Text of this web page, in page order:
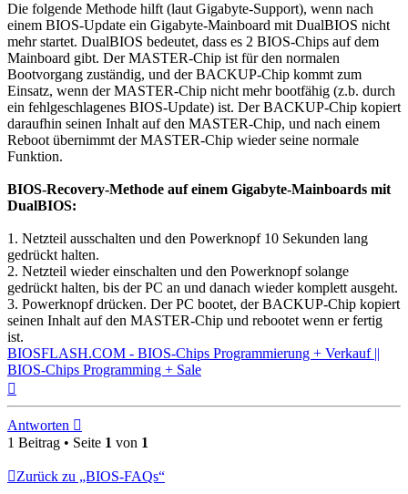
Die folgende Methode hilft (laut Gigabyte-Support), wenn nach
einem BIOS-Update ein Gigabyte-Mainboard mit DualBIOS nicht
mehr startet. DualBIOS bedeutet, dass es 2 BIOS-Chips auf dem
Mainboard gibt. Der MASTER-Chip ist für den normalen
Bootvorgang zuständig, und der BACKUP-Chip kommt zum
Einsatz, wenn der MASTER-Chip nicht mehr bootfähig (z.b. durch
ein fehlgeschlagenes BIOS-Update) ist. Der BACKUP-Chip kopiert
daraufhin seinen Inhalt auf den MASTER-Chip, und nach einem
Reboot übernimmt der MASTER-Chip wieder seine normale
Funktion.
BIOS-Recovery-Methode auf einem Gigabyte-Mainboards mit
DualBIOS:
1. Netzteil ausschalten und den Powerknopf 10 Sekunden lang
gedrückt halten.
2. Netzteil wieder einschalten und den Powerknopf solange
gedrückt halten, bis der PC an und danach wieder komplett ausgeht.
3. Powerknopf drücken. Der PC bootet, der BACKUP-Chip kopiert
seinen Inhalt auf den MASTER-Chip und rebootet wenn er fertig
ist.
BIOSFLASH.COM - BIOS-Chips Programmierung + Verkauf ||
BIOS-Chips Programming + Sale
Antworten
1 Beitrag • Seite 1 von 1
Zurück zu „BIOS-FAQs“